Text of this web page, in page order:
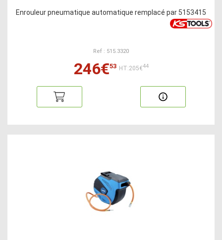
Enrouleur pneumatique automatique remplacé par 5153415
Ref : 515.3320
246€53 HT:205€44